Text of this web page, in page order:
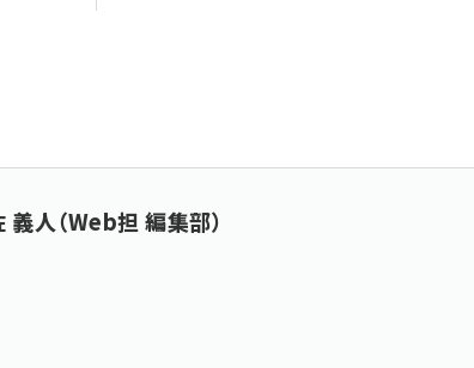
義人（Web担 編集部）